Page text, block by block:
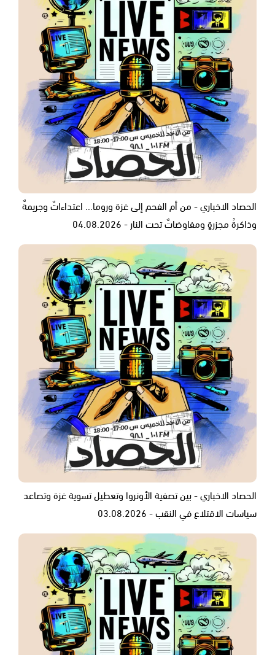
الحصاد الاخباري - من أم الفحم إلى غزة وروما... اعتداءاتٌ وجريمةٌ
وذاكرةُ مجزرةٍ ومفاوضاتٌ تحت النار - 04.08.2026
الحصاد الاخباري - بين تصفية الأونروا وتعطيل تسوية غزة وتصاعد
سياسات الاقتلاع في النقب - 03.08.2026